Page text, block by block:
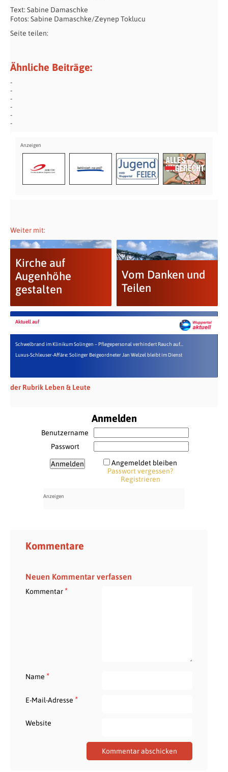
Text: Sabine Damaschke
Fotos: Sabine Damaschke/Zeynep Toklucu
Seite teilen:
Ähnliche Beiträge:
Weiter mit:
Kirche auf
Augenhöhe
gestalten
Vom Danken und
Teilen
Aktuell auf
Schwelbrand im Klinikum Solingen – Pflegepersonal verhindert Rauch auf...
Luxus-Schleuser-Affäre: Solinger Beigeordneter Jan Welzel bleibt im Dienst
der Rubrik Leben & Leute
Anmelden
Benutzername
Passwort
Angemeldet bleiben
Passwort vergessen?
Registrieren
Kommentare
Neuen Kommentar verfassen
Kommentar*
Name *
E-Mail-Adresse *
Website